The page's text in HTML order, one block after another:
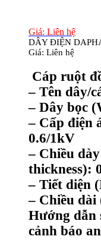
Giá: Liên hệ
DÂY ĐIỆN
Giá: Liên hệ
Cáp ruột
– Tên dây/
– Dây bọc
– Cấp điện
0.6/1kV
– Chiều
thickness):
– Tiết diện
– Chiều dài
Hướng dẫn
cảnh báo